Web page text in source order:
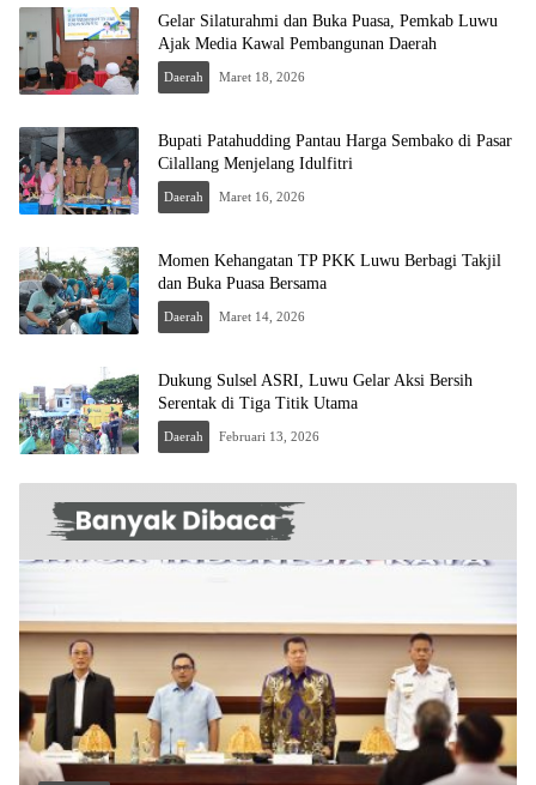
Gelar Silaturahmi dan Buka Puasa, Pemkab Luwu
Ajak Media Kawal Pembangunan Daerah
Daerah Maret 18, 2026
Bupati Patahudding Pantau Harga Sembako di Pasar
Cilallang Menjelang Idulfitri
Daerah Maret 16, 2026
Momen Kehangatan TP PKK Luwu Berbagi Takjil
dan Buka Puasa Bersama
Daerah Maret 14, 2026
Dukung Sulsel ASRI, Luwu Gelar Aksi Bersih
Serentak di Tiga Titik Utama
Daerah Februari 13, 2026